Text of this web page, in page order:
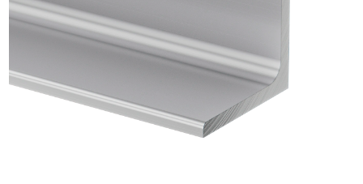
Система V-паза NEW!
Алюминиевые промышленные ограждения
Алюминиевая промышленная мебель
Крейты и кассеты Subrack systems
Профиль строительного назначения